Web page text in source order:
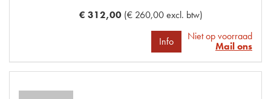
€ 312,00 (€ 260,00 excl. btw)
Info
Niet op voorraad
Mail ons